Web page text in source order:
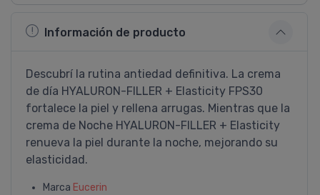
Información de producto
Descubrí la rutina antiedad definitiva. La crema
de día HYALURON-FILLER + Elasticity FPS30
fortalece la piel y rellena arrugas. Mientras que la
crema de Noche HYALURON-FILLER + Elasticity
renueva la piel durante la noche, mejorando su
elasticidad.
Marca Eucerin